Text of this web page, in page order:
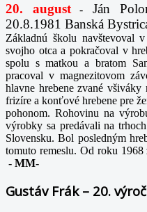
20. august-
Ján
20.8.1981 Banská
Základnú školu navštevoval
svojho otca a pokračoval v
spolu s matkou a bratom
pracoval v magnezitovom
hlavne hrebene zvané všiváky
frizíre a konťové hrebene pre
pohonom. Rohovinu na
výrobky sa predávali na
Slovensku. Bol posledným
tomuto remeslu. Od roku
- MM-
Gustáv Frák – 20.